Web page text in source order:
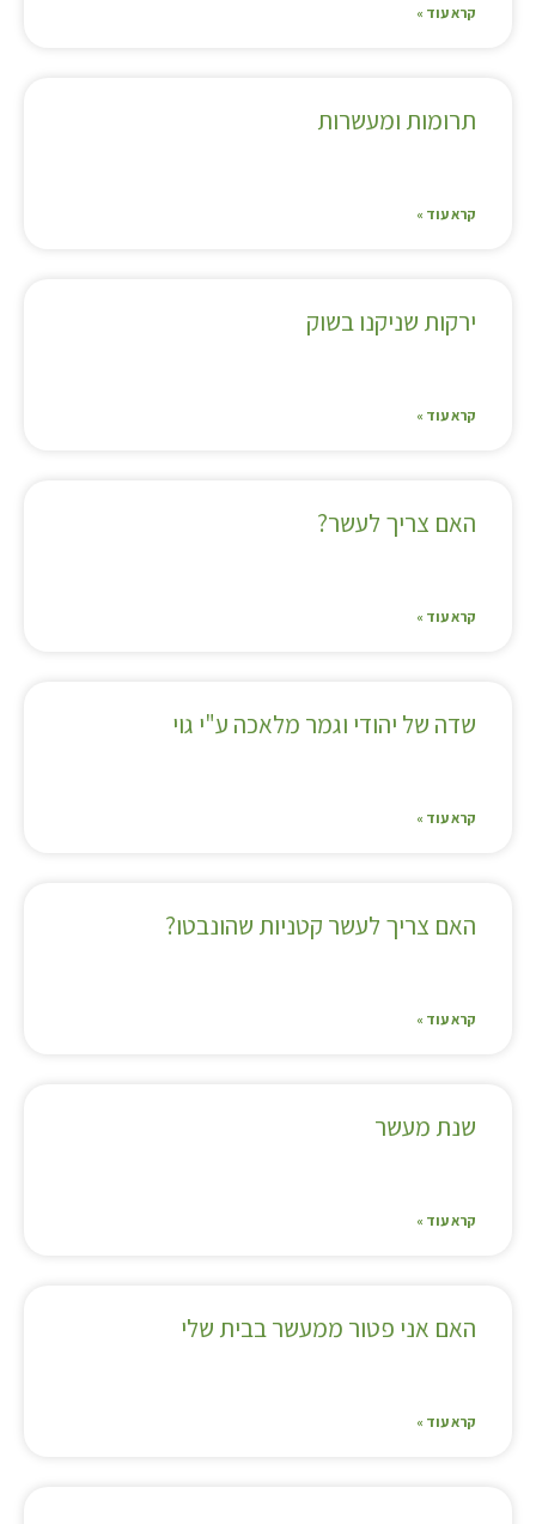
קרא עוד »
תרומות ומעשרות
קרא עוד »
ירקות שניקנו בשוק
קרא עוד »
האם צריך לעשר?
קרא עוד »
שדה של יהודי וגמר מלאכה ע"י גוי
קרא עוד »
האם צריך לעשר קטניות שהונבטו?
קרא עוד »
שנת מעשר
קרא עוד »
האם אני פטור ממעשר בבית שלי
קרא עוד »